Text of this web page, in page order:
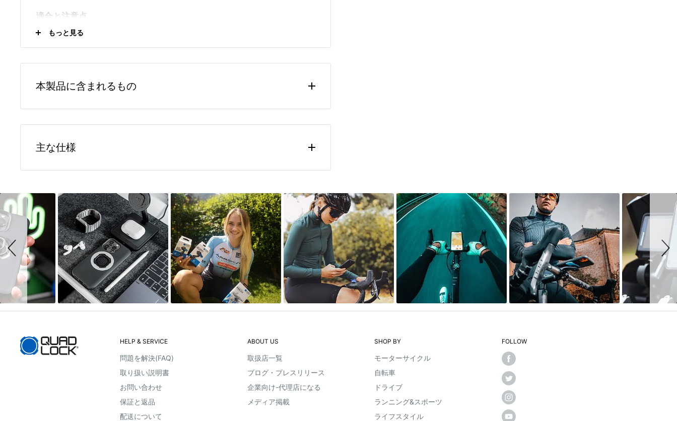
適合と注意点
取り付けに際しては、その利用シーンに応じた法令を遵守してください。
べてのマウントに取り付け可能ですが、MAGタイプのマウントには、取り付けができま
ります。また、幅が65ｍｍ以上あるカメラは、締め付けのねじがカメラに干渉しますの
で、装着できませんのでご注意ください。
バイク用 | 衝撃(振動)吸収ダンパーとの併用は、推奨しておりません。
低速走行時などスマートフォンへのリスクが低い周波数では、ダンパーは揺れやすい性
り付けは、推奨しておりません。
もっと見る
本製品に含まれるもの
1 x 本体
主な仕様
ポリカーボネート製
Slideshow
Slide
controls
HELP & SERVICE
問題を解決(FAQ)
取り扱い説明書
お問い合わせ
保証と返品
配送について
ABOUT US
取扱店一覧
ブログ・プレスリリース
企業向け-代理店になる
メディア掲載
SHOP BY
モーターサイクル
自転車
ドライブ
ランニング&スポーツ
ライフスタイル
FOLLOW